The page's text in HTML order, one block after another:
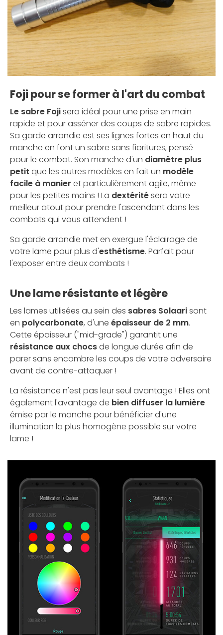
Foji pour se former à l'art du combat
Le sabre Fojisera idéal pour une prise en main
rapide et pour asséner des coups de sabre rapides.
Sa garde arrondie est ses lignes fortes en haut du
manche en font un sabre sans fioritures, pensé
pour le combat. Son manche d'un diamètre plus
petit que les autres modèles en fait un modèle
facile à manier et particulièrement agile, même
pour les petites mains ! La dextéritésera votre
meilleur atout pour prendre l'ascendant dans les
combats qui vous attendent !
Sa garde arrondie met en exergue l'éclairage de
votre lame pour plus d'esthétisme. Parfait pour
l'exposer entre deux combats !
Une lame résistante et légère
Les lames utilisées au sein des sabres Solaarisont
en polycarbonate, d'une épaisseur de 2 mm.
Cette épaisseur ("mid-grade") garantit une
résistance aux chocsde longue durée afin de
parer sans encombre les coups de votre adversaire
avant de contre-attaquer !
La résistance n'est pas leur seul avantage ! Elles ont
également l'avantage de bien diffuser la lumière
émise par le manche pour bénéficier d'une
illumination la plus homogène possible sur votre
lame !